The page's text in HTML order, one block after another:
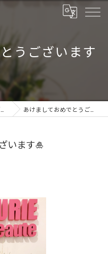
うございます
あけましておめでとうございます🎍
います🎍